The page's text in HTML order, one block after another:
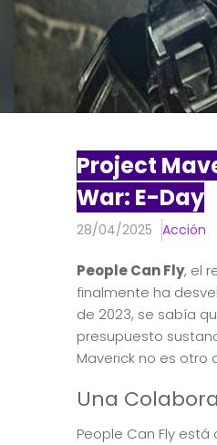
Project
War: E-Day
28/04/2025 Acción
People Can Fly, el
finalmente ha
de 2023, se sabía
presupuesto
Maverick no es otro
Una
People Can Fly